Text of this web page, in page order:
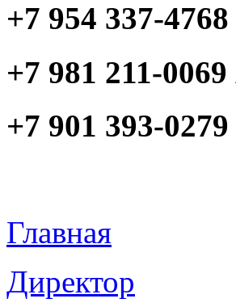
+7 954 337-4768
+7 981 211-0069
+7 901 393-0279
Главная
Директор